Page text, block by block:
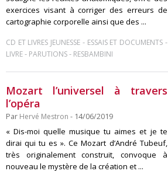
exercices visant à corriger des erreurs de
cartographie corporelle ainsi que des ...
CD ET LIVRES JEUNESSE - ESSAIS ET DOCUMENTS-
LIVRE- PARUTIONS- RESBAMBINI
Mozart l’universel à travers
l’opéra
Par Hervé Mestron - 14/06/2019
« Dis-moi quelle musique tu aimes et je te
dirai qui tu es ». Ce Mozart d’André Tubeuf,
très originalement construit, convoque à
nouveau le mystère de la création et ...